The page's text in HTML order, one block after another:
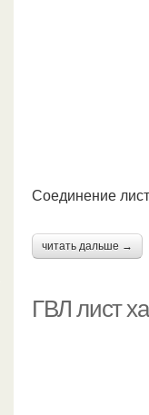
Соединение
читать дальше →
ГВЛ лист